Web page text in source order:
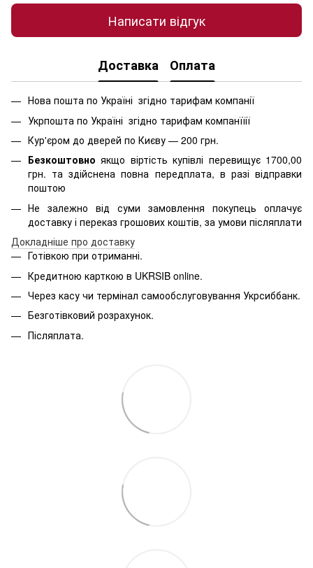
Написати відгук
Доставка Оплата
Нова пошта по Україні згідно тарифам компанії
Укрпошта по Україні згідно тарифам компанїїії
Кур'єром до дверей по Києву — 200 грн.
Безкоштовно якщо віртість купівлі перевищує 1700,00
грн. та здійснена повна передплата, в разі відправки
поштою
Не залежно від суми замовлення покупець оплачує
доставку і переказ грошових коштів, за умови післяплати
Докладніше про доставку
Готівкою при отриманні.
Кредитною карткою в UKRSIB online.
Через касу чи термінал самообслуговування Укрсиббанк.
Безготівковий розрахунок.
Післяплата.